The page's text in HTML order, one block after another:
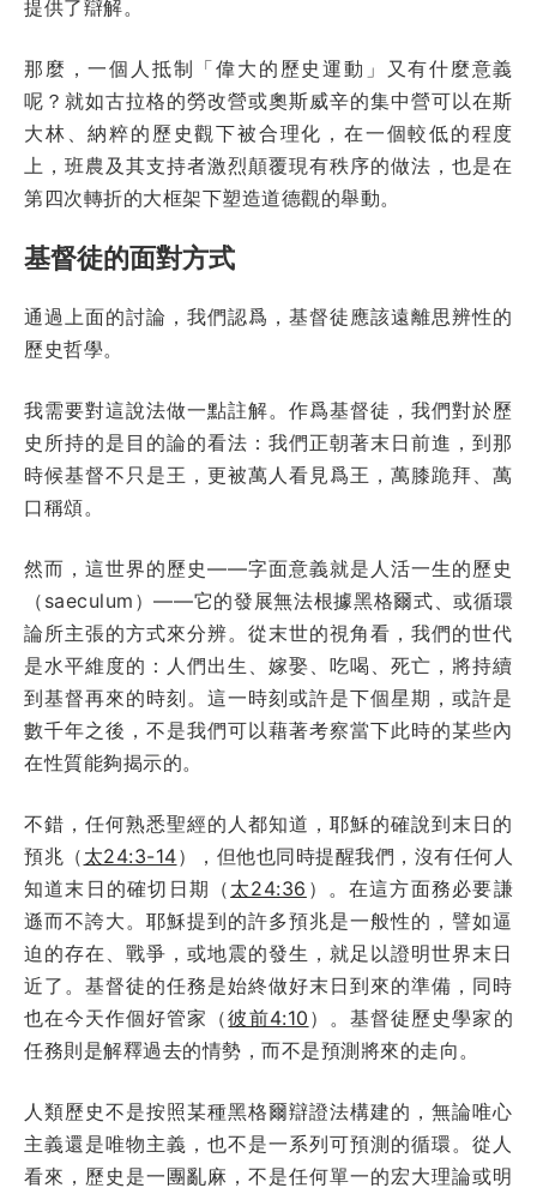
提供了辯解。
那麼，一個人抵制「偉大的歷史運動」又有什麼意義
呢？就如古拉格的勞改營或奧斯威辛的集中營可以在斯
大林、納粹的歷史觀下被合理化，在一個較低的程度
上，班農及其支持者激烈顛覆現有秩序的做法，也是在
第四次轉折的大框架下塑造道德觀的舉動。
基督徒的面對方式
通過上面的討論，我們認爲，基督徒應該遠離思辨性的
歷史哲學。
我需要對這說法做一點註解。作爲基督徒，我們對於歷
史所持的是目的論的看法：我們正朝著末日前進，到那
時候基督不只是王，更被萬人看見爲王，萬膝跪拜、萬
口稱頌。
然而，這世界的歷史——字面意義就是人活一生的歷史
（saeculum）——它的發展無法根據黑格爾式、或循環
論所主張的方式來分辨。從末世的視角看，我們的世代
是水平維度的：人們出生、嫁娶、吃喝、死亡，將持續
到基督再來的時刻。這一時刻或許是下個星期，或許是
數千年之後，不是我們可以藉著考察當下此時的某些內
在性質能夠揭示的。
不錯，任何熟悉聖經的人都知道，耶穌的確說到末日的
預兆（ 太24:3-14），但他也同時提醒我們，沒有任何人
知道末日的確切日期（ 太24:36 ）。在這方面務必要謙
遜而不誇大。耶穌提到的許多預兆是一般性的，譬如逼
迫的存在、戰爭，或地震的發生，就足以證明世界末日
近了。基督徒的任務是始終做好末日到來的準備，同時
也在今天作個好管家（彼前4:10 ）。基督徒歷史學家的
任務則是解釋過去的情勢，而不是預測將來的走向。
人類歷史不是按照某種黑格爾辯證法構建的，無論唯心
主義還是唯物主義，也不是一系列可預測的循環。從人
看來，歷史是一團亂麻，不是任何單一的宏大理論或明